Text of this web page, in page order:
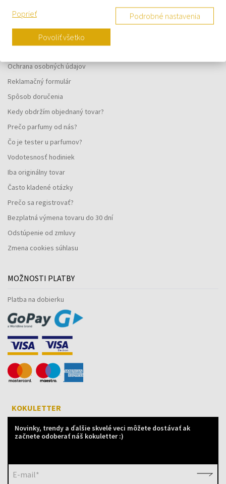
VŠETKO O NÁKUPE
Vernostný systém
Ochrana osobných údajov
Reklamačný formulár
Spôsob doručenia
Kedy obdržím objednaný tovar?
Prečo parfumy od nás?
Čo je tester u parfumov?
Vodotesnosť hodiniek
Iba originálny tovar
Často kladené otázky
Prečo sa registrovať?
Bezplatná výmena tovaru do 30 dní
Odstúpenie od zmluvy
Zmena cookies súhlasu
MOŽNOSTI PLATBY
Platba na dobierku
KOKULETTER
Novinky, trendy a ďalšie skvelé veci môžete dostávať ak
začnete odoberať náš kokuletter :)
E-mail*
Poprieť Podrobné nastavenia
Povoliť všetko